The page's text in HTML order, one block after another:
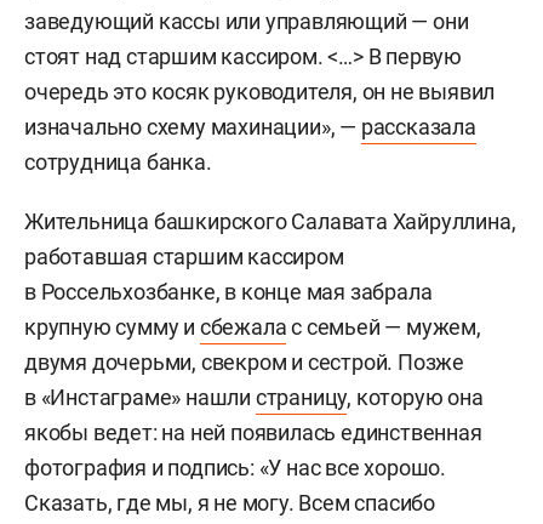
заведующий кассы или управляющий — они
стоят над старшим кассиром. <…> В первую
очередь это косяк руководителя, он не выявил
изначально схему махинации», — рассказала
сотрудница банка.
Жительница башкирского Салавата Хайруллина,
работавшая старшим кассиром
в Россельхозбанке, в конце мая забрала
крупную сумму и сбежалас семьей — мужем,
двумя дочерьми, свекром и сестрой. Позже
в «Инстаграме» нашли страницу, которую она
якобы ведет: на ней появилась единственная
фотография и подпись: «У нас все хорошо.
Сказать, где мы, я не могу. Всем спасибо